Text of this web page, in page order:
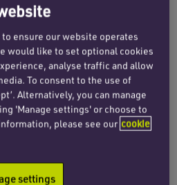
vigentes las
el precio del
calcular la variableG
impuestos. Con ello se
fiscales distorsionen
del precio del
ensure our website operates
would like to set optional cookies
analyse traffic and allow
To consent to the use of
Alternatively, you can manage
'Manage settings' or choose to
please see our cookie
settings